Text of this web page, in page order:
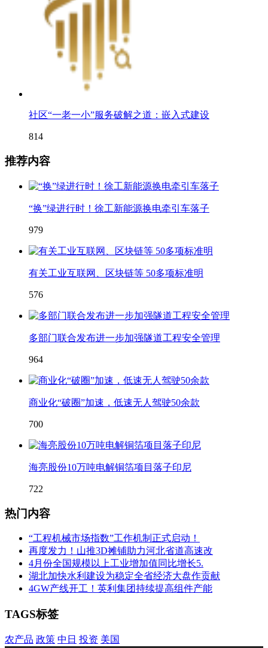
社区“一老一小”服务破解之道：嵌入式建设
814
推荐内容
“换”绿进行时！徐工新能源换电牵引车落子
979
有关工业互联网、区块链等 50多项标准明
576
多部门联合发布进一步加强隧道工程安全管理
964
商业化“破圈”加速，低速无人驾驶50余款
700
海亮股份10万吨电解铜箔项目落子印尼
722
热门内容
“工程机械市场指数”工作机制正式启动！
再度发力！山推3D摊铺助力河北省道高速改
4月份全国规模以上工业增加值同比增长5.
湖北加快水利建设为稳定全省经济大盘作贡献
4GW产线开工！英利集团持续提高组件产能
TAGS标签
农产品 政策 中日 投资 美国